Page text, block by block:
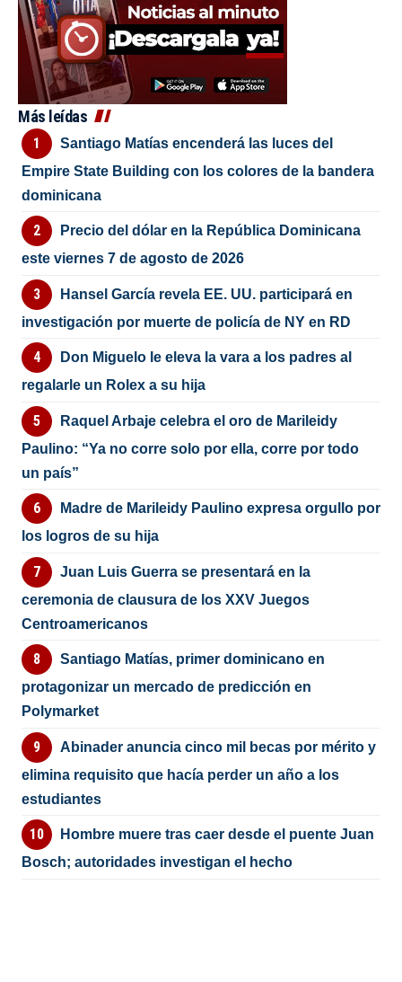
Más leídas
Santiago Matías encenderá las luces del
Empire State Building con los colores de la bandera
dominicana
Precio del dólar en la República Dominicana
este viernes 7 de agosto de 2026
Hansel García revela EE. UU. participará en
investigación por muerte de policía de NY en RD
Don Miguelo le eleva la vara a los padres al
regalarle un Rolex a su hija
Raquel Arbaje celebra el oro de Marileidy
Paulino: “Ya no corre solo por ella, corre por todo
un país”
Madre de Marileidy Paulino expresa orgullo por
los logros de su hija
Juan Luis Guerra se presentará en la
ceremonia de clausura de los XXV Juegos
Centroamericanos
Santiago Matías, primer dominicano en
protagonizar un mercado de predicción en
Polymarket
Abinader anuncia cinco mil becas por mérito y
elimina requisito que hacía perder un año a los
estudiantes
Hombre muere tras caer desde el puente Juan
Bosch; autoridades investigan el hecho